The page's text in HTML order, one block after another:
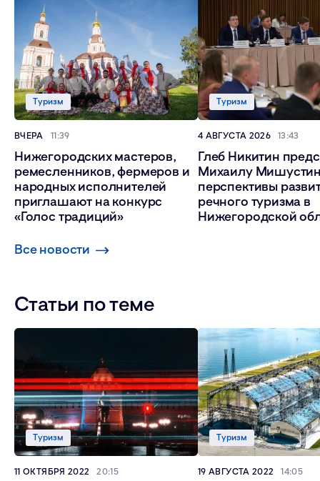
Нижегородских мастеров,
ремесленников, фермеров и
народных исполнителей
приглашают на конкурс
«Голос традиций»
Туризм
ВЧЕРА 11:39
Глеб Никитин
Михаилу
перспективы
речного туризма в
Нижегородской
Туризм
4 АВГУСТА 2026 13:43
Все новости
Статьи по теме
Туризм
11 ОКТЯБРЯ 2022 20:15
Туризм
19 АВГУСТА 2022 14:05